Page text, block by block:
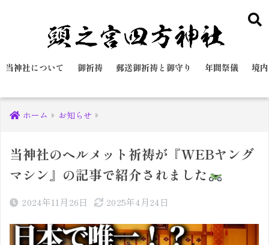
当神社について 御祈祷 郵送御祈祷と御守り 年間祭儀 境
ホーム お知らせ
当神社のヘルメット祈祷が『WEBヤング
マシン』の記事で紹介されました
2024年11月26日 2025年4月24日